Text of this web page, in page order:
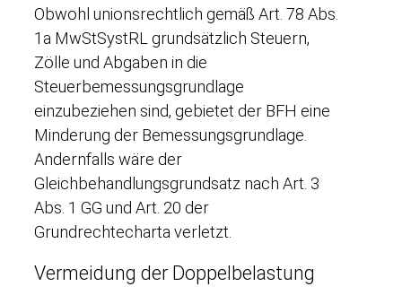
Obwohl unionsrechtlich gemäß Art. 78 Abs.
1a MwStSystRL grundsätzlich Steuern,
Zölle und Abgaben in die
Steuerbemessungsgrundlage
einzubeziehen sind, gebietet der BFH eine
Minderung der Bemessungsgrundlage.
Andernfalls wäre der
Gleichbehandlungsgrundsatz nach Art. 3
Abs. 1 GG und Art. 20 der
Grundrechtecharta verletzt.
Vermeidung der Doppelbelastung